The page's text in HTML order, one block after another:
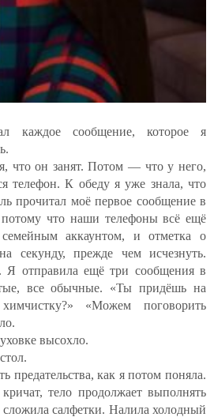
каждое сообщение, которое я
что он занят. Потом — что у него,
телефон. К обеду я уже знала, что
прочитал моё первое сообщение в
что наши телефоны всё ещё
аккаунтом, и отметка о
секунду, прежде чем исчезнуть.
отправила ещё три сообщения в
все обычные. «Ты придёшь на
«Можем поговорить
высохло.
предательства, как я потом поняла.
тело продолжает выполнять
салфетки. Налила холодный